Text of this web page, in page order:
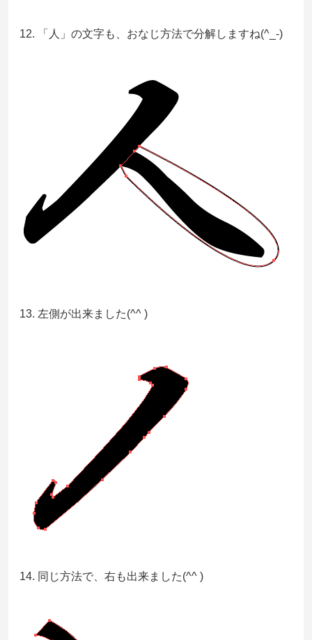
12. 「人」の文字も、おなじ方法で分解しますね(^_-)
13. 左側が出来ました(^^ )
14. 同じ方法で、右も出来ました(^^ )